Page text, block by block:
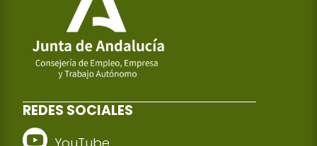
REDES SOCIALES